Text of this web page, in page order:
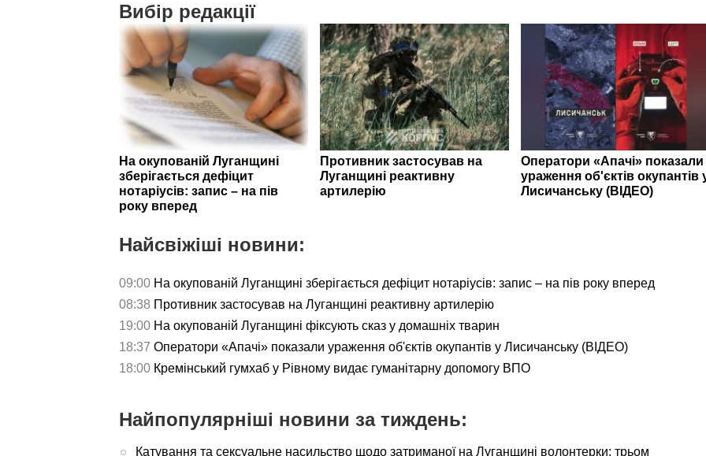
Вибір редакції
На окупованій Луганщині
зберігається дефіцит
нотаріусів: запис – на пів
року вперед
Противник застосував на
Луганщині реактивну
артилерію
Оператори «Апачі» показали
ураження об'єктів окупантів
Лисичанську (ВІДЕО)
Найсвіжіші новини:
09:00 На окупованій Луганщині зберігається дефіцит нотаріусів: запис – на пів року вперед
08:38 Противник застосував на Луганщині реактивну артилерію
19:00 На окупованій Луганщині фіксують сказ у домашніх тварин
18:37 Оператори «Апачі» показали ураження об'єктів окупантів у Лисичанську (ВІДЕО)
18:00 Кремінський гумхаб у Рівному видає гуманітарну допомогу ВПО
Найпопулярніші новини за тиждень:
Катування та сексуальне насильство щодо затриманої на Луганщині волонтерки: трьом